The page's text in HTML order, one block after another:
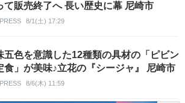
て販売終了へ 長い歴史に幕 尼崎市
8/1(土) 17:29
五色を意識した12種類の具材の「ピビン
食」が美味♪立花の『シージャ』 尼崎市
8/6(木) 11:59